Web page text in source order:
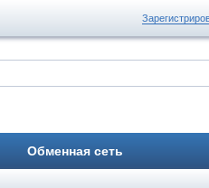
Обменная сеть